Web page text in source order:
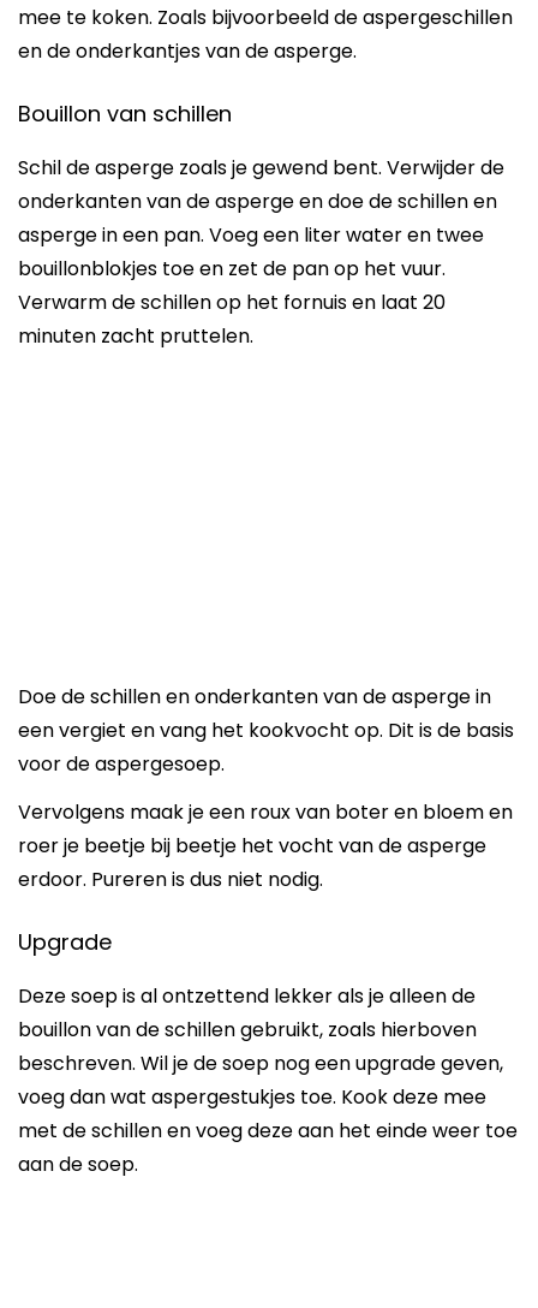
mee te koken. Zoals bijvoorbeeld de aspergeschillen
en de onderkantjes van de asperge.
Bouillon van schillen
Schil de asperge zoals je gewend bent. Verwijder de
onderkanten van de asperge en doe de schillen en
asperge in een pan. Voeg een liter water en twee
bouillonblokjes toe en zet de pan op het vuur.
Verwarm de schillen op het fornuis en laat 20
minuten zacht pruttelen.
Doe de schillen en onderkanten van de asperge in
een vergiet en vang het kookvocht op. Dit is de basis
voor de aspergesoep.
Vervolgens maak je een roux van boter en bloem en
roer je beetje bij beetje het vocht van de asperge
erdoor. Pureren is dus niet nodig.
Upgrade
Deze soep is al ontzettend lekker als je alleen de
bouillon van de schillen gebruikt, zoals hierboven
beschreven. Wil je de soep nog een upgrade geven,
voeg dan wat aspergestukjes toe. Kook deze mee
met de schillen en voeg deze aan het einde weer toe
aan de soep.